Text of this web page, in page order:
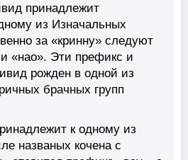
принадлежит
из Изначальных
за «кринну» следуют
«нао». Эти префикс и
рожден в одной из
брачных групп
к одному из
названых кочена с